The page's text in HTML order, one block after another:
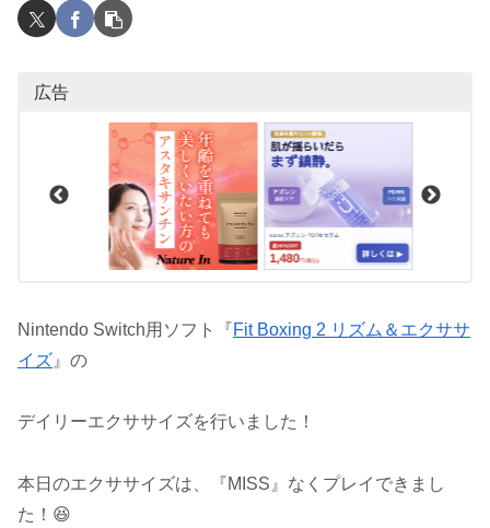
広告
Nintendo Switch用ソフト『Fit Boxing 2 リズム＆エクササ
イズ 』の
デイリーエクササイズを行いました！
本日のエクササイズは、『MISS』なくプレイできまし
た！😆